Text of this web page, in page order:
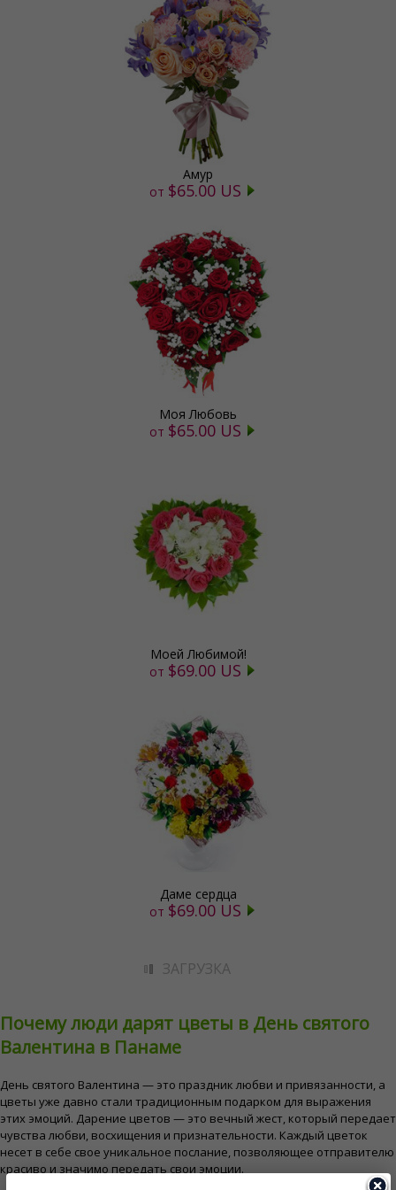
Амур
от $65.00 US
Моя Любовь
от $65.00 US
Моей Любимой!
от $69.00 US
Даме сердца
от $69.00 US
ЗАГРУЗКА
Почему люди дарят цветы в День святого
Валентина в Панаме
День святого Валентина — это праздник любви и привязанности, а
цветы уже давно стали традиционным подарком для выражения
этих эмоций. Дарение цветов — это вечный жест, который передает
чувства любви, восхищения и признательности. Каждый цветок
несет в себе свое уникальное послание, позволяющее отправителю
красиво и значимо передать свои эмоции.